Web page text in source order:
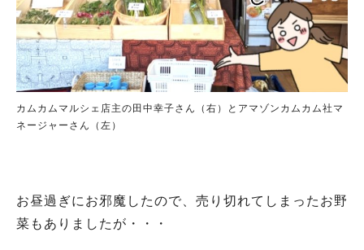
カムカムマルシェ店主の田中幸子さん（右）とアマゾンカムカム社マ
ネージャーさん（左）
お昼過ぎにお邪魔したので、売り切れてしまったお野
菜もありましたが・・・